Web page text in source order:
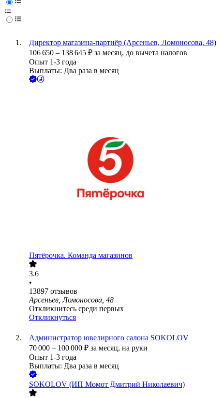
Директор магазина-партнёр (Арсеньев, Ломоносова, 48)
106 650 – 138 645 ₽ за месяц, до вычета налогов
Опыт 1-3 года
Выплаты: Два раза в месяц
Пятёрочка. Команда магазинов
3.6
•
13897 отзывов
Арсеньев, Ломоносова, 48
Откликнитесь среди первых
Откликнуться
Администратор ювелирного салона SOKOLOV
70 000 – 100 000 ₽ за месяц, на руки
Опыт 1-3 года
Выплаты: Два раза в месяц
SOKOLOV (ИП Момот Дмитрий Николаевич)